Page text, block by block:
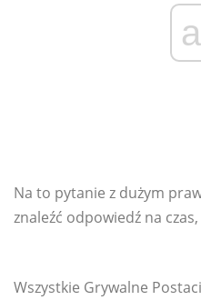
Na to pytanie z dużym
znaleźć odpowiedź na
Wszystkie Grywalne